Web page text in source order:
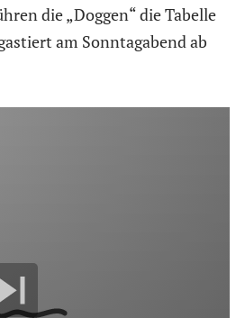
die „Doggen“ die Tabelle
am Sonntagabend ab